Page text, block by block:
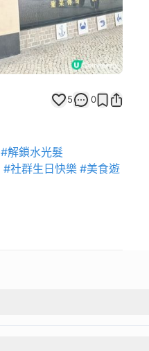
5 0
#解鎖水光髮
#社群生日快樂 #美食遊